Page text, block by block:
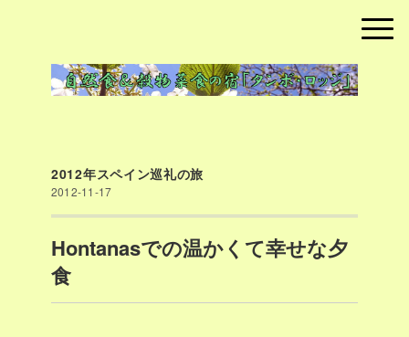
2012年スペイン巡礼の旅
2012-11-17
Hontanasでの温かくて幸せな夕
食